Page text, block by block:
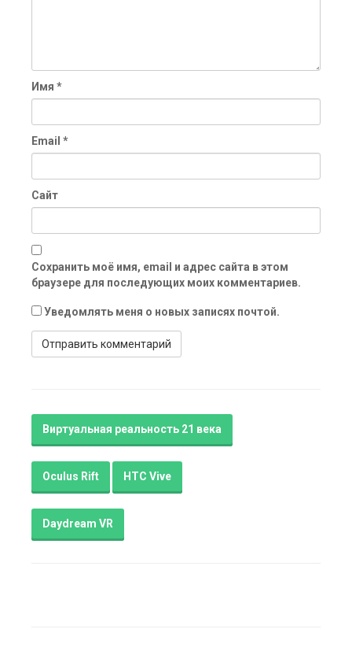
Имя *
Email *
Сайт
Сохранить моё имя, email и адрес сайта в этом
браузере для последующих моих комментариев.
Уведомлять меня о новых записях почтой.
Виртуальная реальность 21 века
Oculus Rift HTC Vive
Daydream VR